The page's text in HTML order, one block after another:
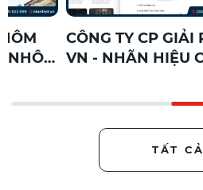
TY CP GIẢI PHÁP IDS
NHÃN HIỆU CLOUDBASE
TẤT CẢ